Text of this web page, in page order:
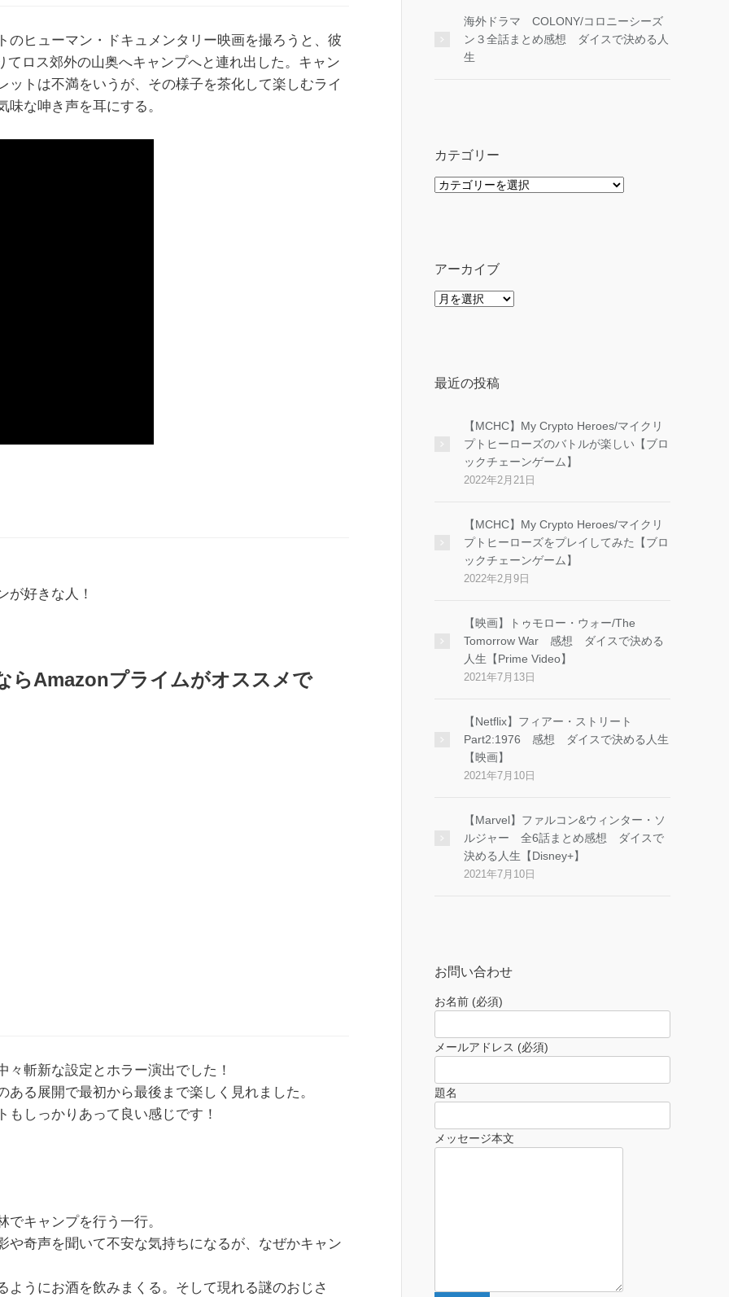
のヒューマン・ドキュメンタリー映画を撮ろうと、彼
てロス郊外の山奥へキャンプへと連れ出した。キャン
ットは不満をいうが、その様子を茶化して楽しむライ
な呻き声を耳にする。
が好きな人！
らAmazonプライムがオススメで
斬新な設定とホラー演出でした！
る展開で最初から最後まで楽しく見れました。
しっかりあって良い感じです！
キャンプを行う一行。
や奇声を聞いて不安な気持ちになるが、なぜかキャン
うにお酒を飲みまくる。そして現れる謎のおじさ
海外ドラマ COLONY/コロニーシーズ
ン３全話まとめ感想 ダイスで決める人
生
カテゴリー
カ
アーカイブ
ア
最近の投稿
【MCHC】My Crypto Heroes/マイクリ
プトヒーローズのバトルが楽しい【ブロ
ックチェーンゲーム】
2022年2月21日
【MCHC】My Crypto Heroes/マイクリ
プトヒーローズをプレイしてみた【ブロ
ックチェーンゲーム】
2022年2月9日
【映画】トゥモロー・ウォー/The
Tomorrow War 感想 ダイスで決める
人生【Prime Video】
2021年7月13日
【Netflix】フィアー・ストリート
Part2:1976 感想 ダイスで決める人生
【映画】
2021年7月10日
【Marvel】ファルコン&ウィンター・ソ
ルジャー 全6話まとめ感想 ダイスで
決める人生【Disney+】
2021年7月10日
お問い合わせ
お名前 (必須)
メールアドレス (必須)
題名
メッセージ本文